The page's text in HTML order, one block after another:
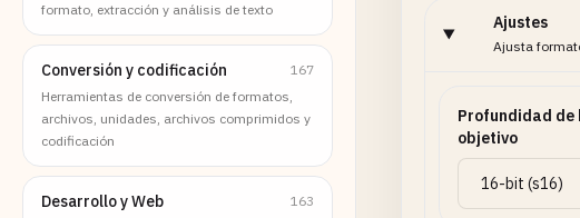
formato, extracción y análisis de texto
Conversión y codificación
167
Herramientas de conversión de formatos,
archivos, unidades, archivos comprimidos y
codificación
Desarrollo y Web
163
Ajustes
Ajusta
Profundidad de
objetivo